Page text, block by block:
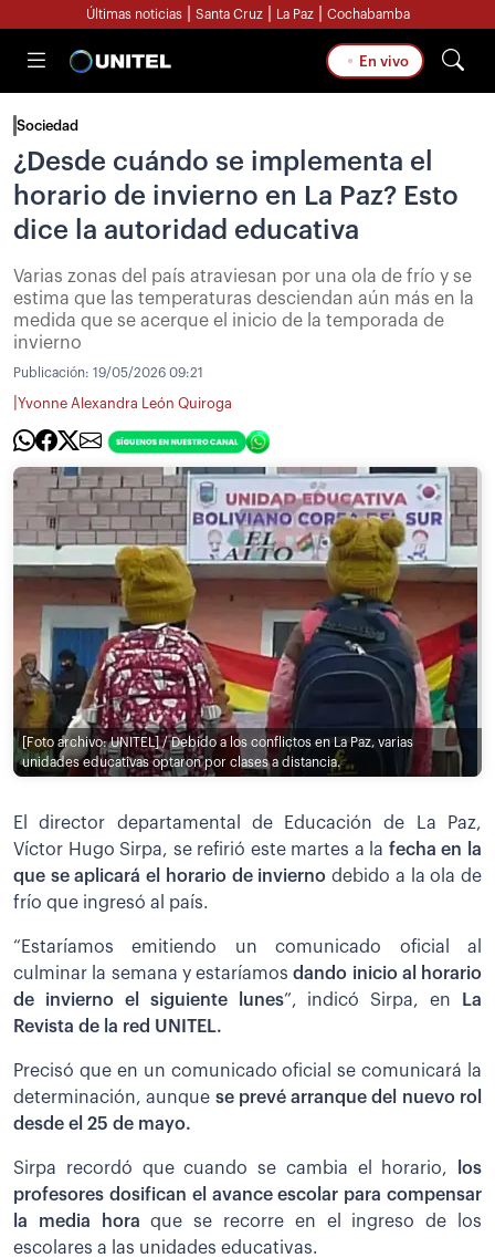
Últimas noticias Santa Cruz La Paz Cochabamba
En vivo
Sociedad
¿Desde cuándo se implementa el
horario de invierno en La Paz? Esto
dice la autoridad educativa
Varias zonas del país atraviesan por una ola de frío y se
estima que las temperaturas desciendan aún más en la
medida que se acerque el inicio de la temporada de
invierno
Publicación: 19/05/2026 09:21
Yvonne Alexandra León Quiroga
[Foto archivo: UNITEL] / Debido a los conflictos en La Paz, varias
unidades educativas optaron por clases a distancia.
El director departamental de Educación de La Paz,
Víctor Hugo Sirpa, se refirió este martes a la fecha en la
que se aplicará el horario de inviernodebido a la ola de
frío que ingresó al país.
“Estaríamos emitiendo un comunicado oficial al
culminar la semana y estaríamosdando inicio al
horario
de invierno el siguiente lunes”, indicó Sirpa, en
La
Revista de la red UNITEL.
Precisó que en un comunicado oficial se comunicará la
determinación, aunque se prevé arranque del nuevo rol
desde el 25 de mayo.
Sirpa recordó que cuando se cambia el horario,
los
profesores dosifican el avance escolar para compensar
la media hora que se recorre en el ingreso de los
escolares a las unidades educativas.